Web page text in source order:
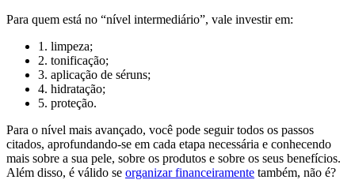
Para quem está no “nível intermediário”, vale investir em:
1. limpeza;
2. tonificação;
3. aplicação de séruns;
4. hidratação;
5. proteção.
Para o nível mais avançado, você pode seguir todos os passos
citados, aprofundando-se em cada etapa necessária e conhecendo
mais sobre a sua pele, sobre os produtos e sobre os seus benefícios.
Além disso, é válido se organizar financeiramente também, não é?